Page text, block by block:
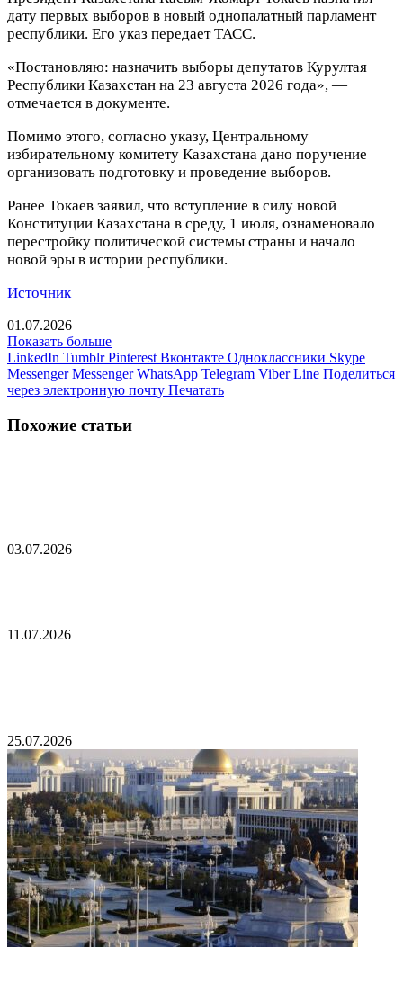
дату первых выборов в новый однопалатный парламент
республики. Его указ передает ТАСС.
«Постановляю: назначить выборы депутатов Курултая
Республики Казахстан на 23 августа 2026 года», —
отмечается в документе.
Помимо этого, согласно указу, Центральному
избирательному комитету Казахстана дано поручение
организовать подготовку и проведение выборов.
Ранее Токаев заявил, что вступление в силу новой
Конституции Казахстана в среду, 1 июля, ознаменовало
перестройку политической системы страны и начало
новой эры в истории республики.
Источник
01.07.2026
Показать больше
LinkedIn Tumblr Pinterest Вконтакте Одноклассники Skype
Messenger Messenger WhatsApp Telegram Viber Line Поделиться
через электронную почту Печатать
Похожие статьи
03.07.2026
11.07.2026
25.07.2026